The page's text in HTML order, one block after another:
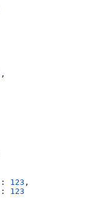
,
: 123 ,
: 123